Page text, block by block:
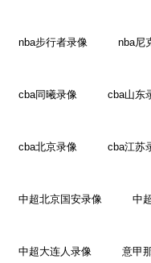
nba步行者录像 nba尼
cba同曦录像 cba山东
cba北京录像 cba江苏
中超北京国安录像 中
中超大连人录像 意甲